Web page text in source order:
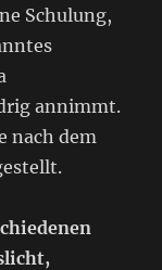
Schulung,
annimmt.
nach dem